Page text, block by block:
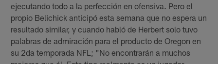
ejecutando todo a la perfección en ofensiva. Pero el
propio Belichick anticipó esta semana que no espera un
resultado similar, y cuando habló de Herbert solo tuvo
palabras de admiración para el producto de Oregon en
su 2da temporada NFL; "No encontrarán a muchos